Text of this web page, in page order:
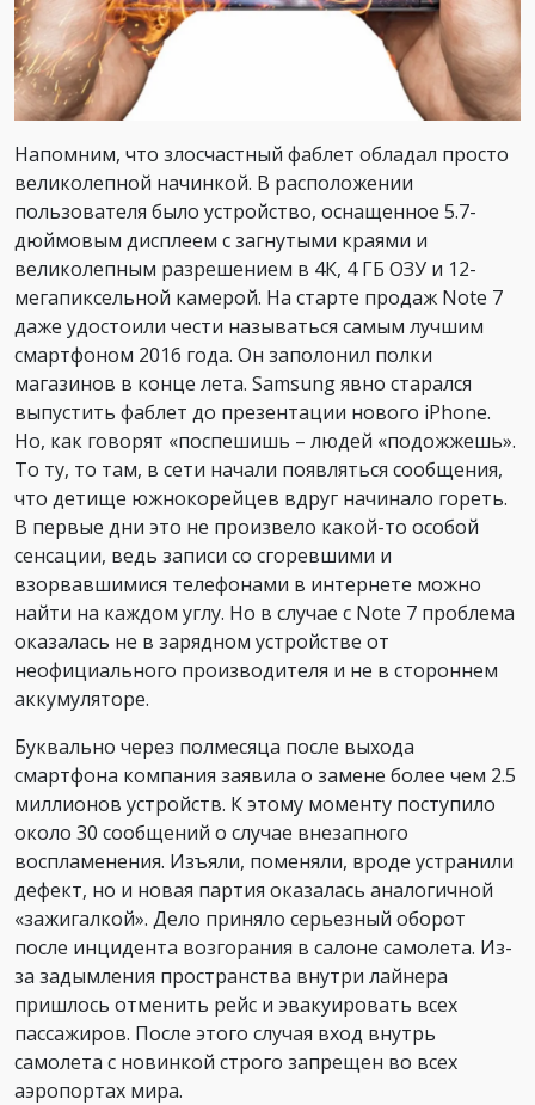
Напомним, что злосчастный фаблет обладал просто
великолепной начинкой. В расположении
пользователя было устройство, оснащенное 5.7-
дюймовым дисплеем с загнутыми краями и
великолепным разрешением в 4К, 4 ГБ ОЗУ и 12-
мегапиксельной камерой. На старте продаж Note 7
даже удостоили чести называться самым лучшим
смартфоном 2016 года. Он заполонил полки
магазинов в конце лета. Samsung явно старался
выпустить фаблет до презентации нового iPhone.
Но, как говорят «поспешишь – людей «подожжешь».
То ту, то там, в сети начали появляться сообщения,
что детище южнокорейцев вдруг начинало гореть.
В первые дни это не произвело какой-то особой
сенсации, ведь записи со сгоревшими и
взорвавшимися телефонами в интернете можно
найти на каждом углу. Но в случае с Note 7 проблема
оказалась не в зарядном устройстве от
неофициального производителя и не в стороннем
аккумуляторе.
Буквально через полмесяца после выхода
смартфона компания заявила о замене более чем 2.5
миллионов устройств. К этому моменту поступило
около 30 сообщений о случае внезапного
воспламенения. Изъяли, поменяли, вроде устранили
дефект, но и новая партия оказалась аналогичной
«зажигалкой». Дело приняло серьезный оборот
после инцидента возгорания в салоне самолета. Из-
за задымления пространства внутри лайнера
пришлось отменить рейс и эвакуировать всех
пассажиров. После этого случая вход внутрь
самолета с новинкой строго запрещен во всех
аэропортах мира.